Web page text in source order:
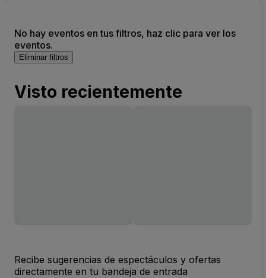
No hay eventos en tus filtros, haz clic para ver los
eventos.
Eliminar filtros
Visto recientemente
Recibe sugerencias de espectáculos y ofertas
directamente en tu bandeja de entrada